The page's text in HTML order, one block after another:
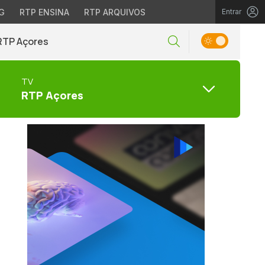
RTP ENSINA RTP ARQUIVOS Entrar
Açores
TV
RTP Açores